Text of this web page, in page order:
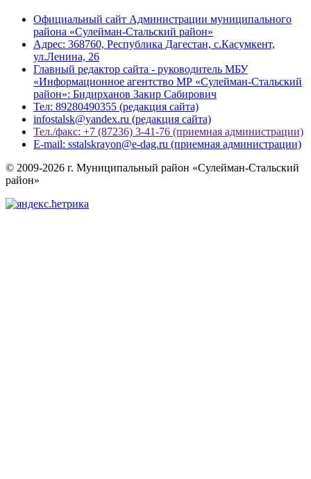
Официальный сайт Администрации муниципального
района «Сулейман-Стальский район»
Адрес: 368760, Республика Дагестан, с.Касумкент,
ул.Ленина, 26
Главный редактор сайта - руководитель МБУ
«Информационное агентство МР «Сулейман-Стальский
район»: Бидирханов Закир Сабирович
Тел: 89280490355 (редакция сайта)
infostalsk@yandex.ru (редакция сайта)
Тел./факс: +7 (87236) 3-41-76 (приемная администрации)
E-mail: sstalskrayon@e-dag.ru (приемная администрации)
© 2009-2026 г. Муниципальный район «Сулейман-Стальский
район»